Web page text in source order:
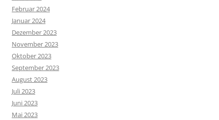
Februar 2024
Januar 2024
Dezember 2023
November 2023
Oktober 2023
September 2023
August 2023
Juli 2023
Juni 2023
Mai 2023